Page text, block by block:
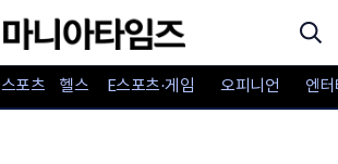
스포츠 헬스 E스포츠·게임 오피니언 엔